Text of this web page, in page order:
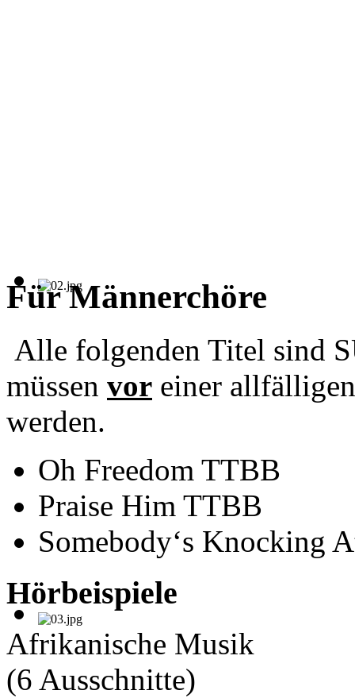
Für Männerchöre
Alle folgenden Titel sind
müssen vor einer
werden.
Oh Freedom TTBB
Praise Him TTBB
Somebody‘s Knocking
Hörbeispiele
Afrikanische Musik
(6 Ausschnitte)